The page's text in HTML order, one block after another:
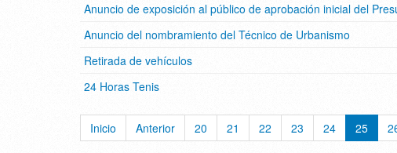
Anuncio de exposición al público de aprobación inicial del
Anuncio del nombramiento del Técnico de Urbanismo
Retirada de vehículos
24 Horas Tenis
Inicio Anterior 20 21 22 23 24 25